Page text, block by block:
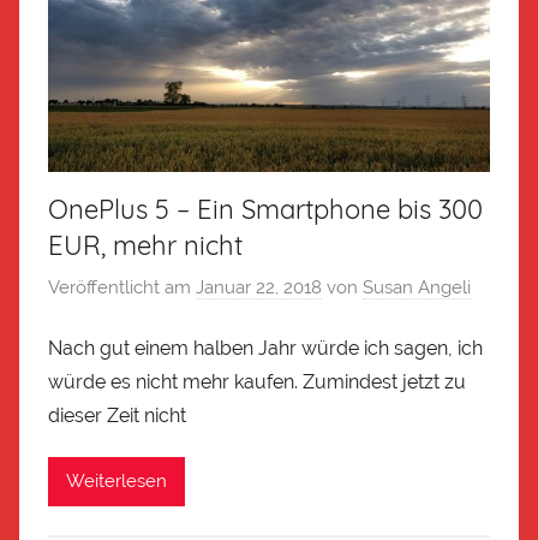
OnePlus 5 – Ein Smartphone bis 300
EUR, mehr nicht
Veröffentlicht am Januar 22, 2018 von Susan Angeli
Nach gut einem halben Jahr würde ich sagen, ich
würde es nicht mehr kaufen. Zumindest jetzt zu
dieser Zeit nicht
Weiterlesen